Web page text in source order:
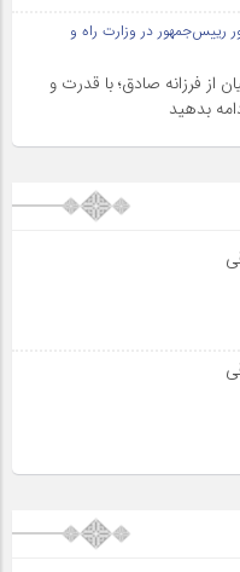
رییس‌جمهور در وزارت راه و
از فرزانه صادق؛ با قدرت و
بدهید